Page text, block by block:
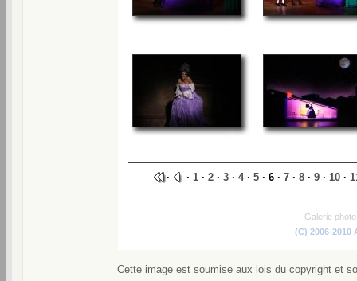
· · 1· 2· 3· 4· 5· 6 · 7· 8· 9· 10·
Galerie
(C) 2006-2010
Cette image est soumise aux lois du copyright et